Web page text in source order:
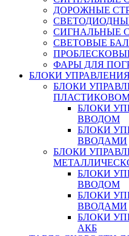
ДОРОЖНЫЕ
СИГНАЛЬНЫЕ
СВЕТОВЫЕ
ФАРЫ ДЛЯ
БЛОКИ
БЛОКИ
БЛОКИ
ВВОДОМ
БЛОКИ
ВВОДАМИ
БЛОКИ
БЛОКИ
ВВОДОМ
БЛОКИ
ВВОДАМИ
БЛОКИ
АКБ